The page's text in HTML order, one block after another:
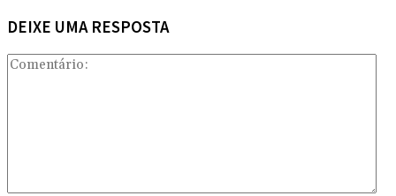
DEIXE UMA RESPOSTA